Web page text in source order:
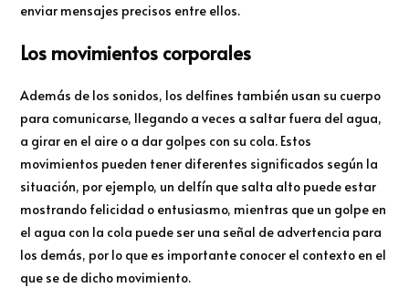
enviar mensajes precisos entre ellos.
Los movimientos corporales
Además de los sonidos, los delfines también usan su cuerpo
para comunicarse, llegando a veces a saltar fuera del agua,
a girar en el aire o a dar golpes con su cola. Estos
movimientos pueden tener diferentes significados según la
situación, por ejemplo, un delfín que salta alto puede estar
mostrando felicidad o entusiasmo, mientras que un golpe en
el agua con la cola puede ser una señal de advertencia para
los demás, por lo que es importante conocer el contexto en el
que se de dicho movimiento.